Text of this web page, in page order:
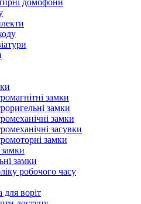
домофони
замки
замки
замки
засувки
замки
замки
робочого часу
воріт